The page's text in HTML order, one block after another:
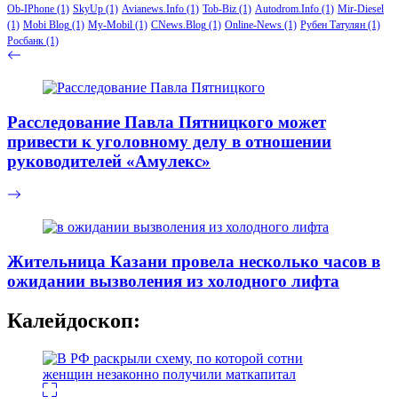
Ob-IPhone (1) SkyUp (1) Avianews.Info (1) Tob-Biz (1) Autodrom.Info (1) Mir-Diesel
(1) Mobi Blog (1) My-Mobil (1) CNews.Blog (1) Online-News (1) Рубен Татулян (1)
Росбанк (1)
Расследование Павла Пятницкого может
привести к уголовному делу в отношении
руководителей «Амулекс»
Жительница Казани провела несколько часов в
ожидании вызволения из холодного лифта
Калейдоскоп: